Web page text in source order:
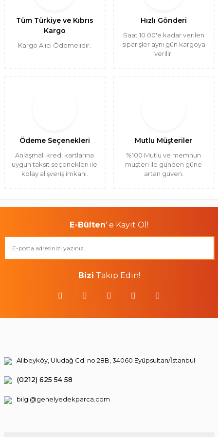
Tüm Türkiye ve Kıbrıs
Kargo
Kargo Alıcı Ödemelidir.
Hızlı Gönderi
Saat 10.00'e kadar verilen
siparişler aynı gün kargoya
verilir.
Ödeme Seçenekleri
Anlaşmalı kredi kartlarına
uygun taksit seçenekleri ile
kolay alışveriş imkanı.
Mutlu Müşteriler
%100 Mutlu ve memnun
müşteri ile günden güne
artan güven.
E-Bülten' e Kayıt Ol!
Bizi Takip Edin!
Alibeyköy, Uludağ Cd. no:28B, 34060 Eyüpsultan/İstanbul
(0212) 625 54 58
bilgi@genelyedekparca.com